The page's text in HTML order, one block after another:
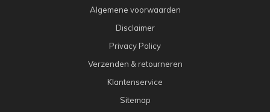
Algemene voorwaarden
Disclaimer
Privacy Policy
Verzenden & retourneren
Klantenservice
Sitemap